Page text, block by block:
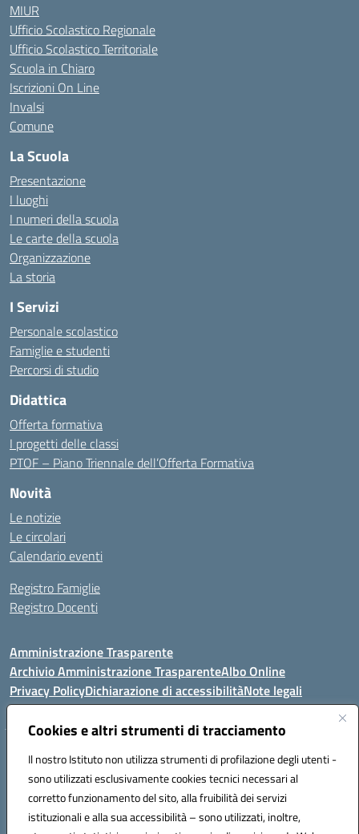
Cookies e altri strumenti di tracciamento
Il nostro Istituto non utilizza strumenti di profilazione degli utenti -
sono utilizzati esclusivamente cookies tecnici necessari al
corretto funzionamento del sito, alla fruibilità dei servizi
istituzionali e alla sua accessibilità – sono utilizzati, inoltre,
MIUR
Ufficio Scolastico Regionale
Ufficio Scolastico Territoriale
Scuola in Chiaro
Iscrizioni On Line
Invalsi
Comune
La Scuola
Presentazione
I luoghi
I numeri della scuola
Le carte della scuola
Organizzazione
La storia
I Servizi
Personale scolastico
Famiglie e studenti
Percorsi di studio
Didattica
Offerta formativa
I progetti delle classi
PTOF – Piano Triennale dell’Offerta Formativa
Novità
Le notizie
Le circolari
Calendario eventi
Registro Famiglie
Registro Docenti
Amministrazione Trasparente
Archivio Amministrazione TrasparenteAlbo Online
Privacy PolicyDichiarazione di accessibilitàNote legali
Istituto Comprensivo Statale
Via Cupa Campanariello, 5 - 80059, Torre del Greco (NA)
Tel. +39 0818834377 - Fax +39 0818834377 - Cod.Fisc. 95170530638
Email: naic8df00a@istruzione.it - PEC: naic8df00a@pec.istruzione.it